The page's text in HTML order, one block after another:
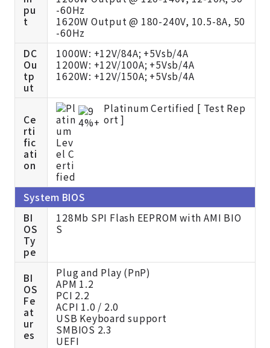
pu
t
-60Hz
1620W Output @ 180-240V, 10.5-8A, 50
-60Hz
DC
Ou
tp
ut
1000W: +12V/84A; +5Vsb/4A
1200W: +12V/100A; +5Vsb/4A
1620W: +12V/150A; +5Vsb/4A
Ce
rti
fic
ati
on
Platinum Certified [ Test Rep
ort ]
System BIOS
BI
OS
Ty
pe
128Mb SPI Flash EEPROM with AMI BIO
S
BI
OS
Fe
at
ur
es
Plug and Play (PnP)
APM 1.2
PCI 2.2
ACPI 1.0 / 2.0
USB Keyboard support
SMBIOS 2.3
UEFI